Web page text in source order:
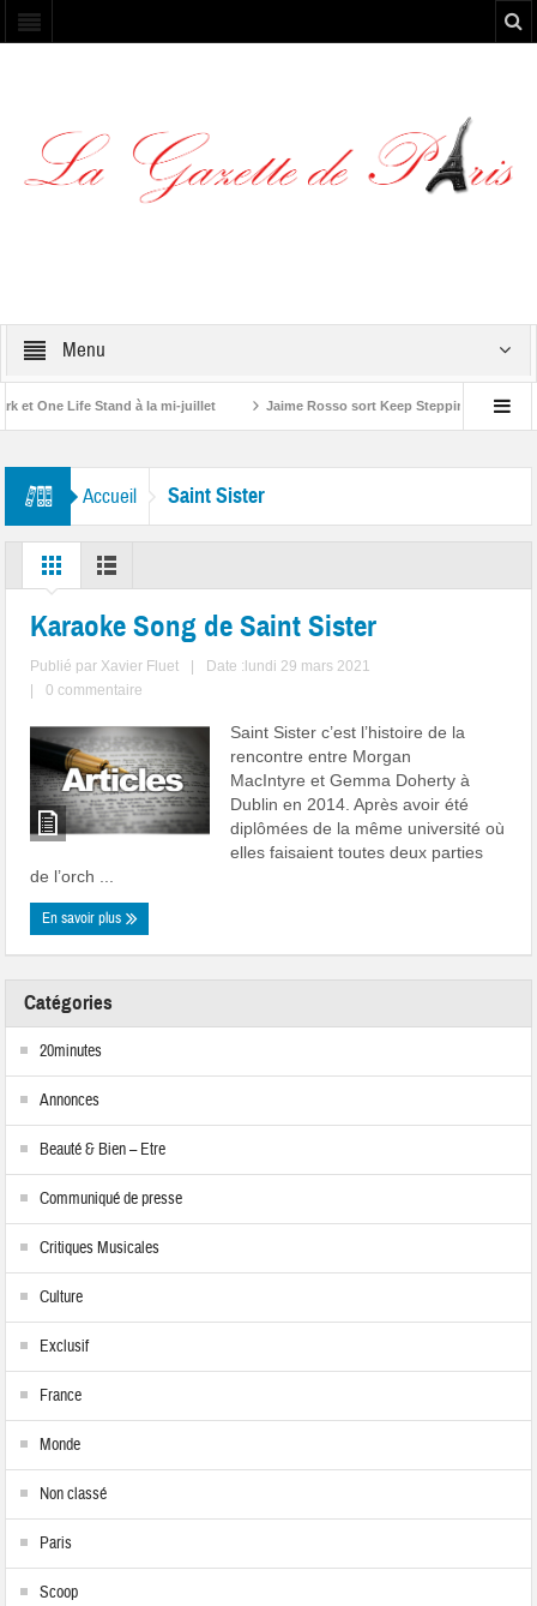
Menu
et One Life Stand à la mi-juillet Jaime Rosso sort Keep Stepping, son nouvel
Accueil Saint Sister
Karaoke Song de Saint Sister
Publié par Xavier Fluet
Date :lundi 29 mars 2021
0 commentaire
Saint Sister c’est l’histoire de la
rencontre entre Morgan
MacIntyre et Gemma Doherty à
Dublin en 2014. Après avoir été
diplômées de la même université où
elles faisaient toutes deux parties
de l’orch ...
En savoir plus
Catégories
20minutes
Annonces
Beauté & Bien – Etre
Communiqué de presse
Critiques Musicales
Culture
Exclusif
France
Monde
Non classé
Paris
Scoop